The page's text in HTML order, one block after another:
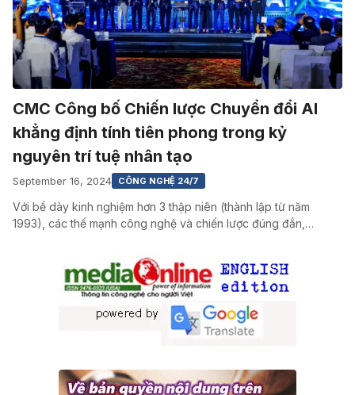
CMC Công bố Chiến lược Chuyển đổi AI
khẳng định tính tiên phong trong kỷ
nguyên trí tuệ nhân tạo
September 16, 2024 CÔNG NGHỆ 24/7
Với bề dày kinh nghiệm hơn 3 thập niên (thành lập từ năm
1993), các thế mạnh công nghệ và chiến lược đúng đắn,…